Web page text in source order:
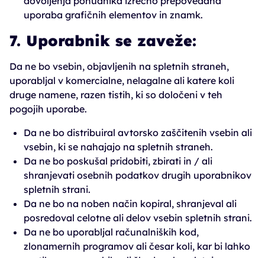
uporaba grafičnih elementov in znamk.
7. Uporabnik se zaveže:
Da ne bo vsebin, objavljenih na spletnih straneh,
uporabljal v komercialne, nelagalne ali katere koli
druge namene, razen tistih, ki so določeni v teh
pogojih uporabe.
Da ne bo distribuiral avtorsko zaščitenih vsebin ali
vsebin, ki se nahajajo na spletnih straneh.
Da ne bo poskušal pridobiti, zbirati in / ali
shranjevati osebnih podatkov drugih uporabnikov
spletnih strani.
Da ne bo na noben način kopiral, shranjeval ali
posredoval celotne ali delov vsebin spletnih strani.
Da ne bo uporabljal računalniških kod,
zlonamernih programov ali česar koli, kar bi lahko